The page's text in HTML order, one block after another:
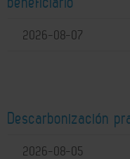
2026-08-07
Descarbonización
2026-08-05